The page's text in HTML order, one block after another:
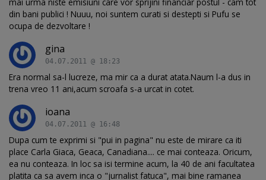
din bani publici ! Nuuu, noi suntem curati si destepti si Pufu se
ocupa de dezvoltare !
gina
04.07.2011 @ 18:23
Era normal sa-l lucreze, ma mir ca a durat atata.Naum l-a dus in
trena vreo 11 ani,acum scroafa s-a urcat in cotet.
ioana
04.07.2011 @ 16:48
Dupa cum te exprimi si "pui in pagina" nu este de mirare ca iti
place Carla Giaca, Geaca, Canadiana.... ce mai conteaza. Oricum,
ea nu conteaza. In loc sa isi termine acum, la 40 de ani facultatea
platita ca sa avem inca o "jurnalist fatuca", mai bine ramanea